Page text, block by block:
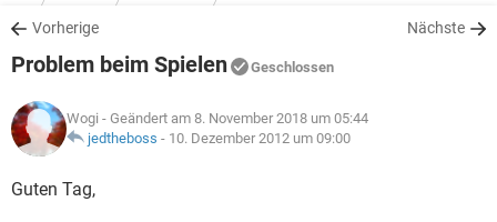
WINDOWS 10
WHATSAPP TIKTOK
FACEBOOK
SPIELE
WHATSAPP TIKTOK
FACEBOOK
DOWNLOADS
SPIELE STREAMING
ANDROID
WINDOWS 10 INSTAGRAM
WHATSAPP
SPIELE STREAMING
ANDROID
WINDOWS 10
LEXIKON
SPIELE
Vorherige Nächste
Problem beim Spielen Geschlossen
Wogi - Geändert am 8. November 2018 um 05:44
jedtheboss - 10. Dezember 2012 um 09:00
Guten Tag,